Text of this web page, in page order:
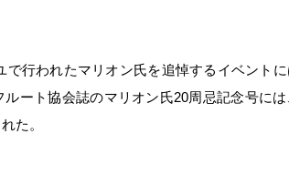
で行われたマリオン氏を追悼するイベント
ート協会誌のマリオン氏20周忌記念号に
た。